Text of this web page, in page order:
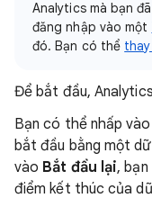
Analytics mà bạn
đăng nhập vào một
đó. Bạn có thể
Để bắt đầu,
Bạn có thể nhấp vào
bắt đầu bằng một dữ
vào Bắt đầu lại,
điểm kết thúc của